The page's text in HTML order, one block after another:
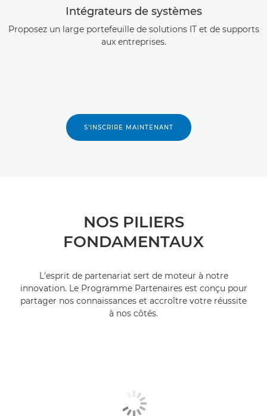
Intégrateurs de systèmes
Proposez un large portefeuille de solutions IT et de supports
aux entreprises.
S'INSCRIRE MAINTENANT
NOS PILIERS
FONDAMENTAUX
L'esprit de partenariat sert de moteur à notre
innovation. Le Programme Partenaires est conçu pour
partager nos connaissances et accroître votre réussite
à nos côtés.